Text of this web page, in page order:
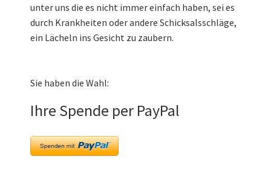
unter uns die es nicht immer einfach haben, sei es
durch Krankheiten oder andere Schicksalsschläge,
ein Lächeln ins Gesicht zu zaubern.
Sie haben die Wahl:
Ihre Spende per PayPal